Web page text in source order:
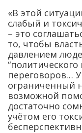
«В этой
слабый и
– это
то, чтобы
давлением
переговоров…
ограниченный
возможной
достаточно
учётом его